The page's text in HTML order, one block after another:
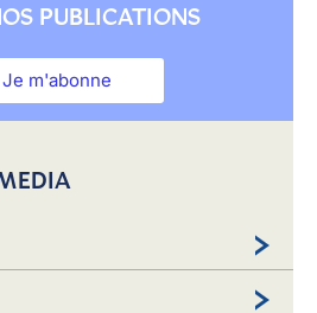
PUBLICATIONS
Je m'abonne